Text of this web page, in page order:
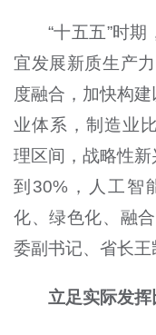
“十五五”时
宜发展新质生产
度融合，加快构
业体系，制造业
理区间，战略性
到30%，人工智
化、绿色化、融
委副书记、省长王
立足实际发